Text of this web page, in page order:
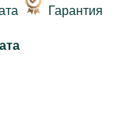
Гарантия